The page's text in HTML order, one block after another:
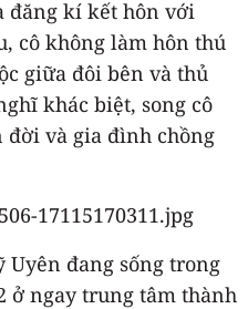
đăng kí kết hôn với
cô không làm hôn thú
giữa đôi bên và thủ
khác biệt, song cô
đời và gia đình chồng
đang sống trong
ở ngay trung tâm thành